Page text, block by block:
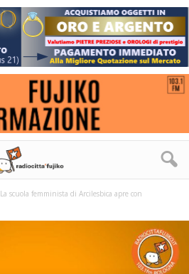
La scuola femminista di Arcilesbica apre con